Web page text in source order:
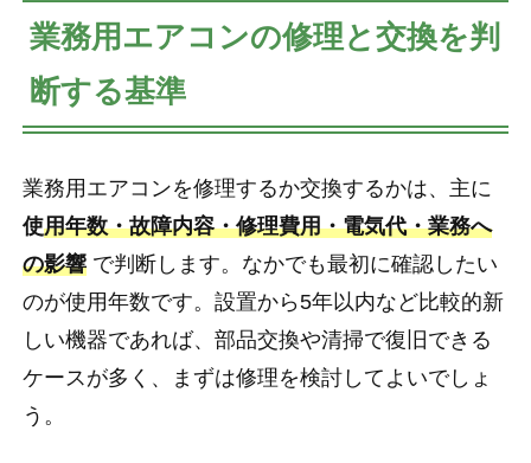
業務用エアコンの修理と交換を判
断する基準
業務用エアコンを修理するか交換するかは、主に
使用年数・故障内容・修理費用・電気代・業務へ
の影響 で判断します。なかでも最初に確認したい
のが使用年数です。設置から5年以内など比較的新
しい機器であれば、部品交換や清掃で復旧できる
ケースが多く、まずは修理を検討してよいでしょ
う。